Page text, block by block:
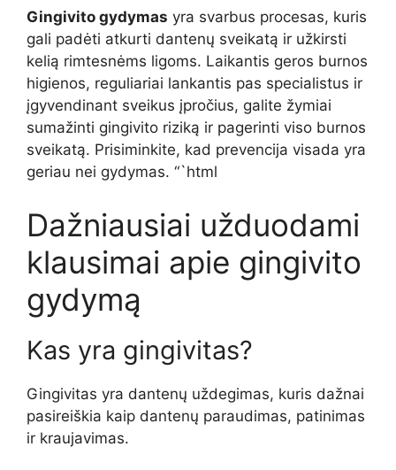
Gingivito gydymas yra svarbus procesas, kuris
gali padėti atkurti dantenų sveikatą ir užkirsti
kelią rimtesnėms ligoms. Laikantis geros burnos
higienos, reguliariai lankantis pas specialistus ir
įgyvendinant sveikus įpročius, galite žymiai
sumažinti gingivito riziką ir pagerinti viso burnos
sveikatą. Prisiminkite, kad prevencija visada yra
geriau nei gydymas. “`html
Dažniausiai užduodami
klausimai apie gingivito
gydymą
Kas yra gingivitas?
Gingivitas yra dantenų uždegimas, kuris dažnai
pasireiškia kaip dantenų paraudimas, patinimas
ir kraujavimas.